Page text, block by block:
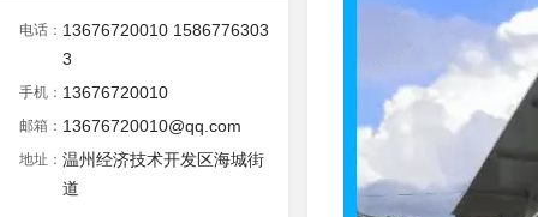
电话： 13676720010 1586776303
3
手机： 13676720010
邮箱： 13676720010@qq.com
地址： 温州经济技术开发区海城街
道